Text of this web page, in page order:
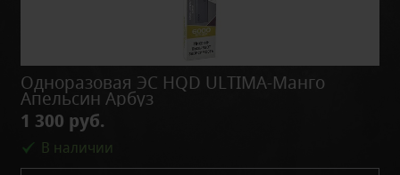
Одноразовая ЭС HQD ULTIMA-Манго
Апельсин Арбуз
1 300 руб.
В наличии